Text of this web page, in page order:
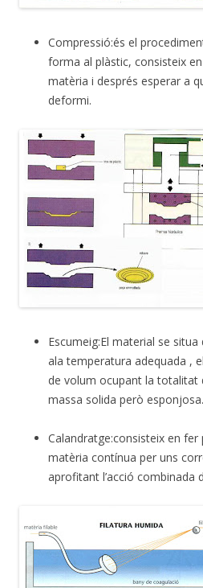
Compressió:és el
forma al plàstic, consisteix
matèria i després esperar a
deformi.
Escumeig:El material se situa
ala temperatura adequada ,
de volum ocupant la
massa solida però esponjosa.
Calandratge:consisteix en fer
matèria contínua per uns
aprofitant l’acció combinada